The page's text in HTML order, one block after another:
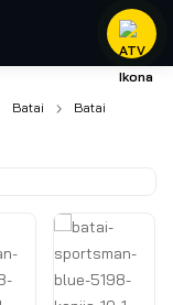
Batai
Batai